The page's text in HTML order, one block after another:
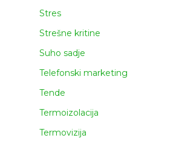
Stres
Strešne kritine
Suho sadje
Telefonski marketing
Tende
Termoizolacija
Termovizija